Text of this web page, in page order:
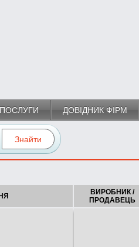
ДОВІДНИК ФІРМ
ВИРОБНИК /
ПРОДАВЕЦЬ